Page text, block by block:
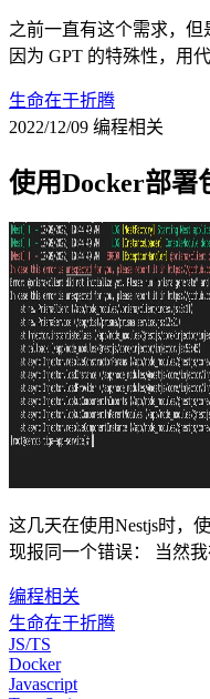
之前一直有这个需求，但
因为 GPT 的特殊性，用
生命在于折腾
2022/12/09 编程相关
使用Docker部署
这几天在使用Nestjs时，
现报同一个错误： 当然
编程相关
生命在于折腾
JS/TS
Docker
Javascript